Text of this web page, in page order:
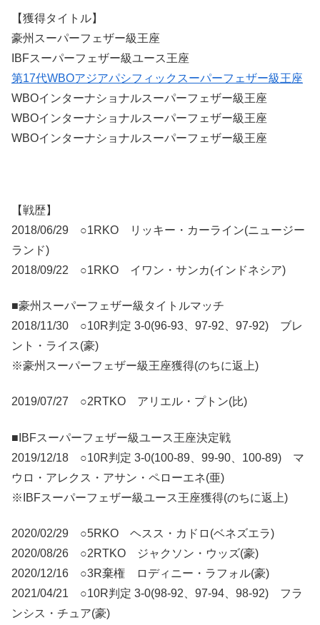
【獲得タイトル】
豪州スーパーフェザー級王座
IBFスーパーフェザー級ユース王座
第17代WBOアジアパシフィックスーパーフェザー級王座
WBOインターナショナルスーパーフェザー級王座
WBOインターナショナルスーパーフェザー級王座
WBOインターナショナルスーパーフェザー級王座
【戦歴】
2018/06/29 ○1RKO リッキー・カーライン(ニュージー
ランド)
2018/09/22 ○1RKO イワン・サンカ(インドネシア)
■豪州スーパーフェザー級タイトルマッチ
2018/11/30 ○10R判定 3-0(96-93、97-92、97-92) ブレ
ント・ライス(豪)
※豪州スーパーフェザー級王座獲得(のちに返上)
2019/07/27 ○2RTKO アリエル・プトン(比)
■IBFスーパーフェザー級ユース王座決定戦
2019/12/18 ○10R判定 3-0(100-89、99-90、100-89) マ
ウロ・アレクス・アサン・ペローエネ(亜)
※IBFスーパーフェザー級ユース王座獲得(のちに返上)
2020/02/29 ○5RKO ヘスス・カドロ(ベネズエラ)
2020/08/26 ○2RTKO ジャクソン・ウッズ(豪)
2020/12/16 ○3R棄権 ロディニー・ラフォル(豪)
2021/04/21 ○10R判定 3-0(98-92、97-94、98-92) フラ
ンシス・チュア(豪)